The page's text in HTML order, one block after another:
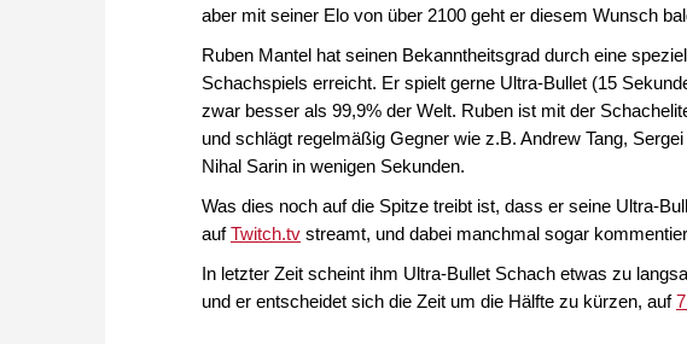
aber mit seiner Elo von über 2100 geht er diesem Wunsch
Ruben Mantel hat seinen Bekanntheitsgrad durch eine
Schachspiels erreicht. Er spielt gerne Ultra-Bullet (15
zwar besser als 99,9% der Welt. Ruben ist mit der
und schlägt regelmäßig Gegner wie z.B. Andrew Tang,
Nihal Sarin in wenigen Sekunden.
Was dies noch auf die Spitze treibt ist, dass er seine Ultra-
aufTwitch.tv streamt, und dabei manchmal sogar
In letzter Zeit scheint ihm Ultra-Bullet Schach etwas zu
und er entscheidet sich die Zeit um die Hälfte zu kürzen, auf